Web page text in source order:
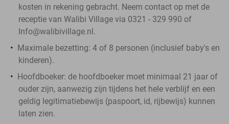
kosten in rekening gebracht. Neem contact op met de
receptie van Walibi Village via 0321 - 329 990 of
Info@walibivillage.nl.
Maximale bezetting: 4 of 8 personen (inclusief baby's en
kinderen).
Hoofdboeker: de hoofdboeker moet minimaal 21 jaar of
ouder zijn, aanwezig zijn tijdens het hele verblijf en een
geldig legitimatiebewijs (paspoort, id, rijbewijs) kunnen
laten zien.